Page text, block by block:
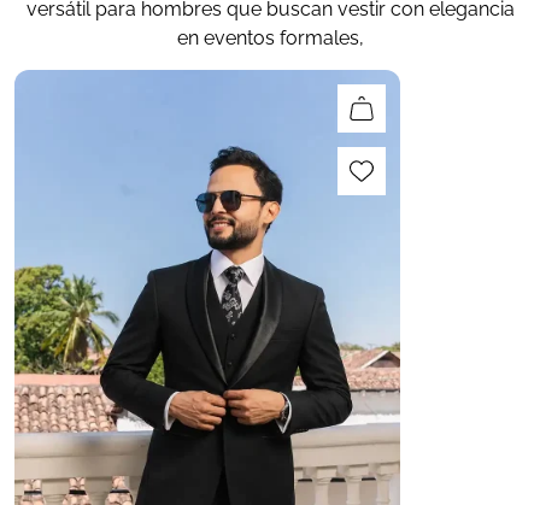
versátil para hombres que buscan vestir con elegancia
en eventos formales,